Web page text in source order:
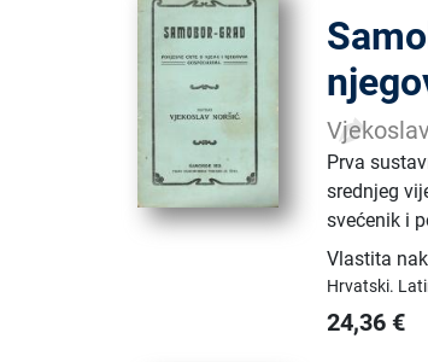
Prva
srednjeg
svećenik i
Vlastita
Hrvatski.
24,36 €